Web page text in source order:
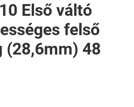
Első váltó
felső
(28,6mm) 48